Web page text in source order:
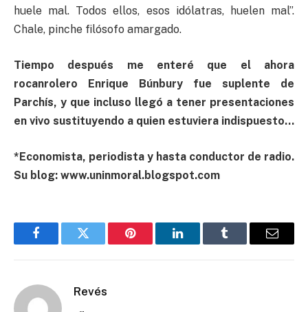
huele mal. Todos ellos, esos idólatras, huelen mal”.
Chale, pinche filósofo amargado.
Tiempo después me enteré que el ahora
rocanrolero Enrique Búnbury fue suplente de
Parchís, y que incluso llegó a tener presentaciones
en vivo sustituyendo a quien estuviera indispuesto…
*Economista, periodista y hasta conductor de radio.
Su blog: www.uninmoral.blogspot.com
FacebookTwitter Pinterest LinkedInTumblr Email
Revés